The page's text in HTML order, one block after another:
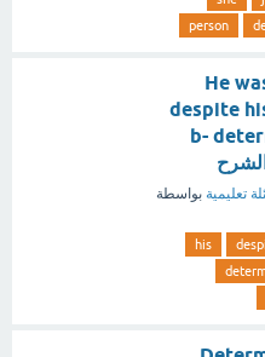
person
He
despite
b-
تعليمية بواسطة
his